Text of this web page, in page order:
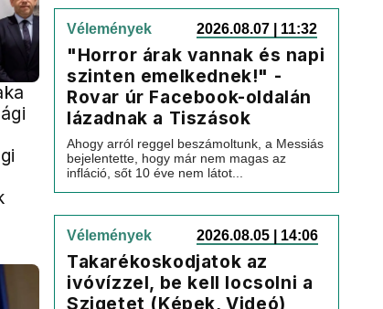
Vélemények 2026.08.07 | 11:32
"Horror árak vannak és napi
szinten emelkednek!" -
Rovar úr Facebook-oldalán
lázadnak a Tiszások
Ahogy arról reggel beszámoltunk, a Messiás
bejelentette, hogy már nem magas az
infláció, sőt 10 éve nem látot...
Vélemények 2026.08.05 | 14:06
Takarékoskodjatok az
ivóvízzel, be kell locsolni a
Szigetet (Képek, Videó)